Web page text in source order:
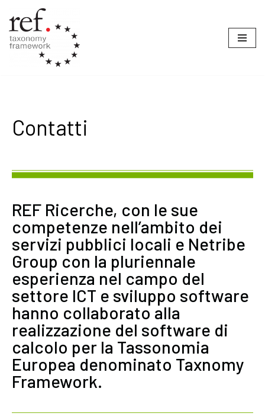
Vai
al
contenuto
Contatti
REF Ricerche, con le sue
competenze nell’ambito dei
servizi pubblici locali e Netribe
Group con la pluriennale
esperienza nel campo del
settore ICT e sviluppo software
hanno collaborato alla
realizzazione del software di
calcolo per la Tassonomia
Europea denominato Taxnomy
Framework.